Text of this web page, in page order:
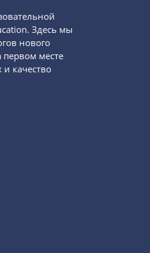
Здесь мы
нового
первом месте
и качество